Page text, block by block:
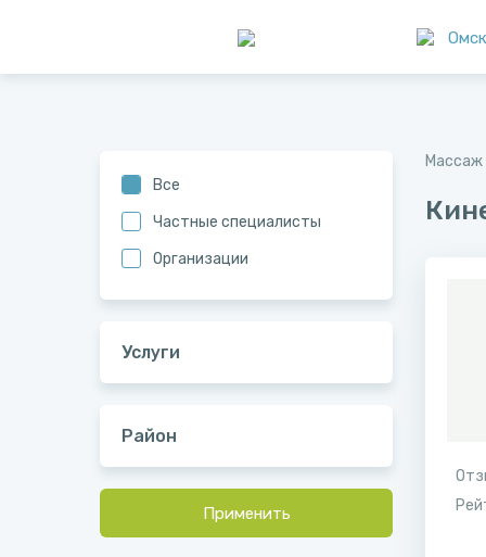
Омск
Все
Частные специалисты
Организации
Услуги
Район
Применить
Массаж